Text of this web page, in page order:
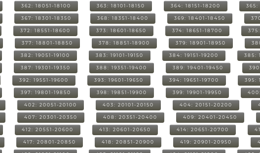
362: 18051-18100 363: 18101-18150 364: 18151-18200 365:
367: 18301-18350 368: 18351-18400 369: 18401-18450
372: 18551-18600 373: 18601-18650 374: 18651-18700
377: 18801-18850 378: 18851-18900 379: 18901-18950
382: 19051-19100 383: 19101-19150 384: 19151-19200 385:
387: 19301-19350 388: 19351-19400 389: 19401-19450
392: 19551-19600 393: 19601-19650 394: 19651-19700 395:
397: 19801-19850 398: 19851-19900 399: 19901-19950
402: 20051-20100 403: 20101-20150 404: 20151-20200
407: 20301-20350 408: 20351-20400 409: 20401-20450
412: 20551-20600 413: 20601-20650 414: 20651-20700
417: 20801-20850 418: 20851-20900 419: 20901-20950